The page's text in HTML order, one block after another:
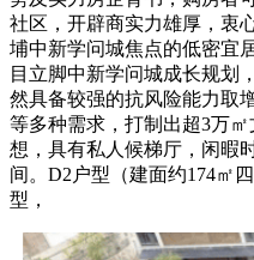
社区，开辟商实力雄厚，衷
埔中新学问城焦点的低密宜
目立脚中新学问城成长规划
然具备较强的抗风险能力取
等多种需求，打制出超3万
想，具有私人候梯厅，闲暇
间。D2户型（建面约174㎡
型，